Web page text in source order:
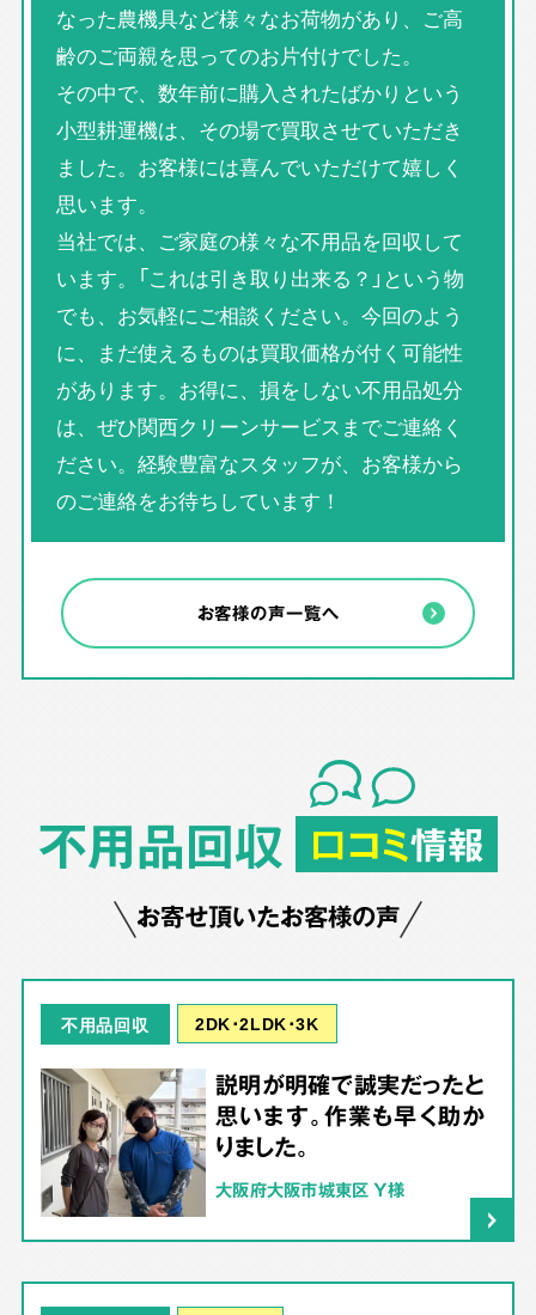
なった農機具など様々なお荷物があり、ご高
齢のご両親を思ってのお片付けでした。
その中で、数年前に購入されたばかりという
小型耕運機は、その場で買取させていただき
ました。お客様には喜んでいただけて嬉しく
思います。
当社では、ご家庭の様々な不用品を回収して
います。「これは引き取り出来る？」という物
でも、お気軽にご相談ください。今回のよう
に、まだ使えるものは買取価格が付く可能性
があります。お得に、損をしない不用品処分
は、ぜひ関西クリーンサービスまでご連絡く
ださい。経験豊富なスタッフが、お客様から
のご連絡をお待ちしています！
お客様の声一覧へ
不用品回収 口コミ情報
お寄せ頂いたお客様の声
不用品回収 2DK･2LDK･3K
説明が明確で誠実だったと
思います。作業も早く助か
りました。
大阪府大阪市城東区 Y様